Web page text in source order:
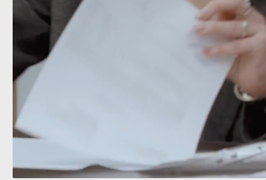
[03]
систему продаж и KПЭ;
финансовую модель (БДР, БДДС,
баланс);
регламенты работы и систему
инвестиционные проекты.